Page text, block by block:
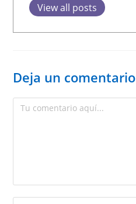
View all posts
Deja un comentario